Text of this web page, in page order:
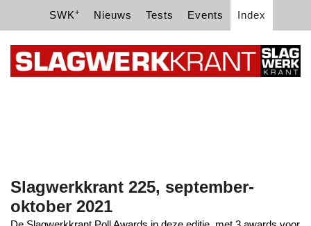
SWK+ Nieuws Tests Events Index
Slagwerkkrant 225, september-
oktober 2021